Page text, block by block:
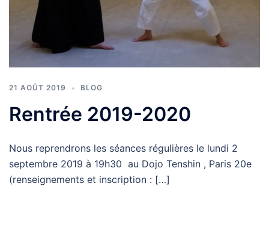
21 AOÛT 2019 BLOG
Rentrée 2019-2020
Nous reprendrons les séances régulières le lundi 2
septembre 2019 à 19h30 au Dojo Tenshin , Paris 20e
(renseignements et inscription : […]